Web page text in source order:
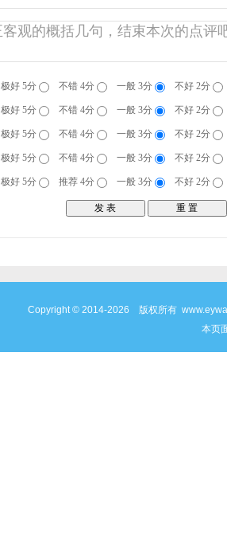
极好 5分 不错 4分 一般 3分 不好 2分
极好 5分 不错 4分 一般 3分 不好 2分
极好 5分 不错 4分 一般 3分 不好 2分
极好 5分 不错 4分 一般 3分 不好 2分
极好 5分 推荐 4分 一般 3分 不好 2分
Copyright © 2014-2026 版权所有
本页